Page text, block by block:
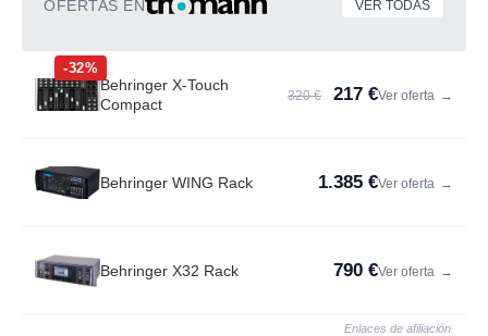
OFERTAS EN VER TODAS
-32%
Behringer X-Touch
Compact
320 € 217 €Ver oferta →
Behringer WING Rack 1.385 €Ver oferta →
Behringer X32 Rack 790 €Ver oferta →
Enlaces de afiliación